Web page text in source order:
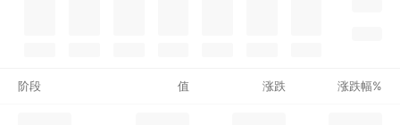
阶段 值 涨跌 涨跌幅%